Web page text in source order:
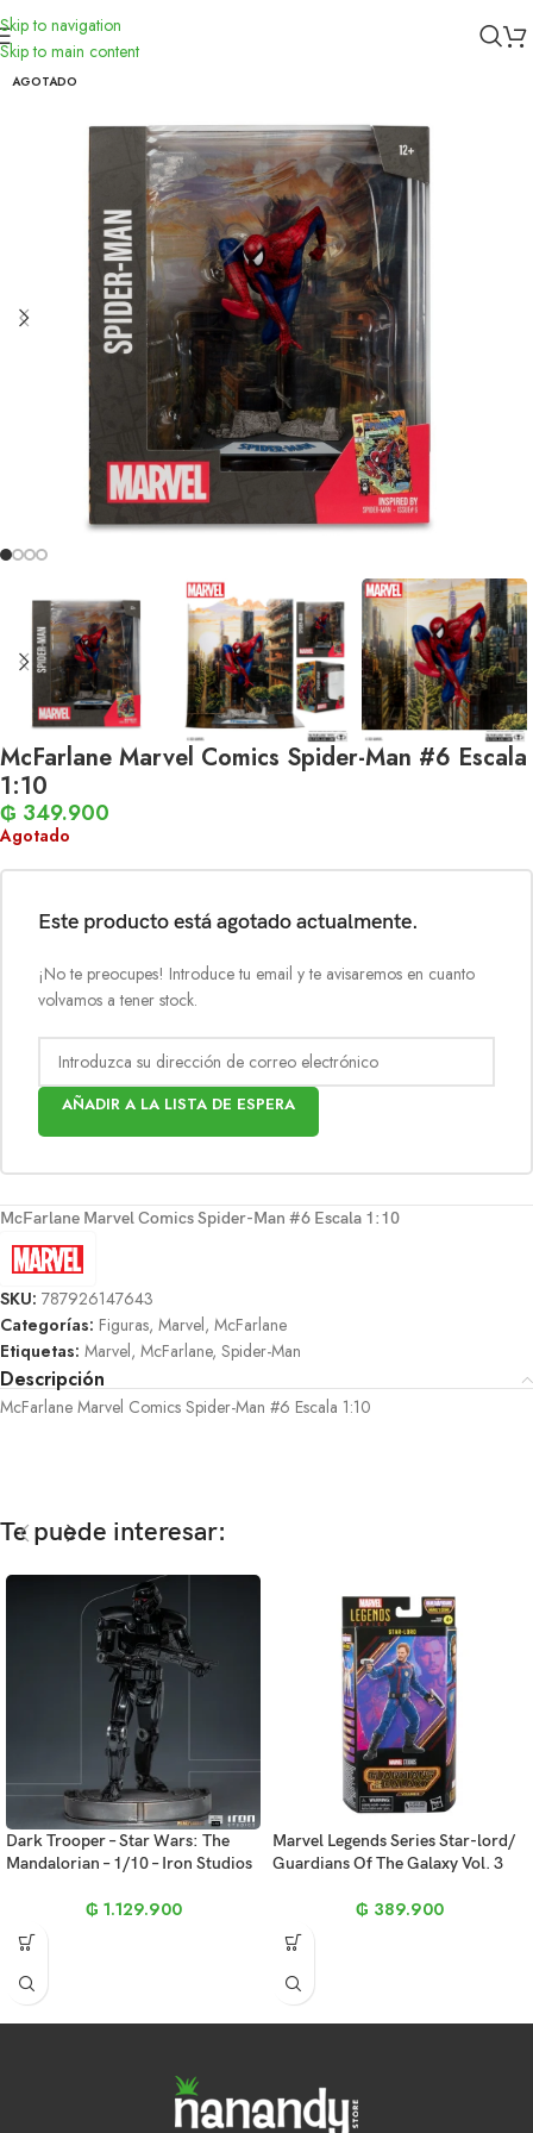
Skip to navigation
Skip to main content
Inicio Figuras Marvel
AGOTADO
McFarlane Marvel Comics Spider-Man #6 Escala
1:10
₲ 349.900
Agotado
Este producto está agotado actualmente.
¡No te preocupes! Introduce tu email y te avisaremos en cuanto
volvamos a tener stock.
AÑADIR A LA LISTA DE ESPERA
McFarlane Marvel Comics Spider-Man #6 Escala 1:10
SKU: 787926147643
Categorías: Figuras, Marvel, McFarlane
Etiquetas: Marvel, McFarlane, Spider-Man
Descripción
McFarlane Marvel Comics Spider-Man #6 Escala 1:10
Te puede interesar:
Dark Trooper – Star Wars: The
Mandalorian – 1/10 – Iron Studios
₲ 1.129.900
Marvel Legends Series Star-lord/
Guardians Of The Galaxy Vol. 3
₲ 389.900